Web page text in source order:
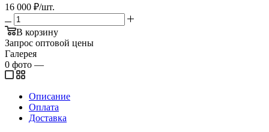
16 000 ₽/шт.
В корзину
Запрос оптовой цены
Галерея
0 фото —
Описание
Оплата
Доставка